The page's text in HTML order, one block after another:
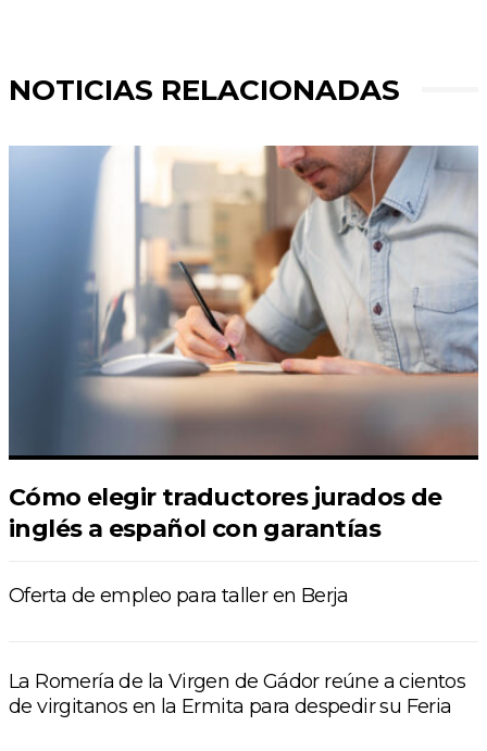
NOTICIAS RELACIONADAS
Cómo elegir traductores jurados de
inglés a español con garantías
Oferta de empleo para taller en Berja
La Romería de la Virgen de Gádor reúne a cientos
de virgitanos en la Ermita para despedir su Feria